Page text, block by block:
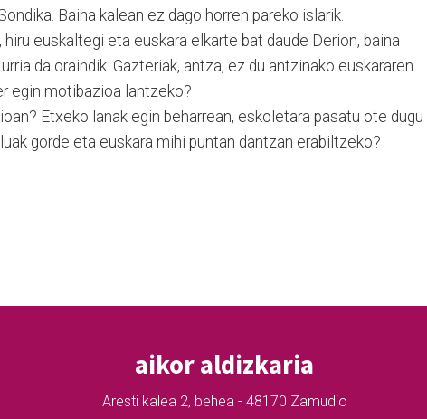
Baina kalean ez dago horren pareko islarik.
euskaltegi eta euskara elkarte bat daude Derion, baina
da oraindik. Gazteriak, antza, ez du antzinako euskararen
egin motibazioa lantzeko?
Etxeko lanak egin beharrean, eskoletara pasatu ote dugu
gorde eta euskara mihi puntan dantzan erabiltzeko?
aikor aldizkaria
Aresti kalea 2, behea - 48170 Zamudio